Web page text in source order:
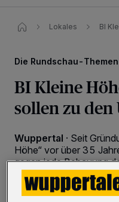
Lokales BI
Die Rundschau-
BI Kleine
sollen zu den
Wuppertal · Seit
Höhe“ vor über 35
gegen jede Bebauung